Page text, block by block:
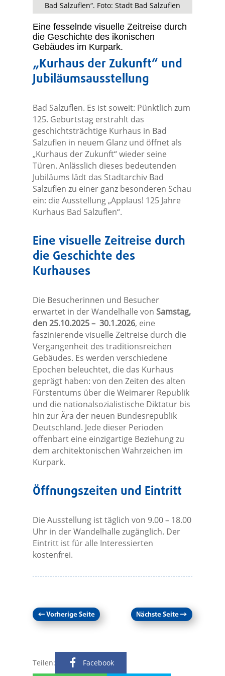
Bad Salzuflen“. Foto: Stadt Bad Salzuflen
Eine fesselnde visuelle Zeitreise durch
die Geschichte des ikonischen
Gebäudes im Kurpark.
„Kurhaus der Zukunft“ und
Jubiläumsausstellung
Bad Salzuflen. Es ist soweit: Pünktlich zum
125. Geburtstag erstrahlt das
geschichtsträchtige Kurhaus in Bad
Salzuflen in neuem Glanz und öffnet als
„Kurhaus der Zukunft“ wieder seine
Türen. Anlässlich dieses bedeutenden
Jubiläums lädt das Stadtarchiv Bad
Salzuflen zu einer ganz besonderen Schau
ein: die Ausstellung „Applaus! 125 Jahre
Kurhaus Bad Salzuflen“.
Eine visuelle Zeitreise durch
die Geschichte des
Kurhauses
Die Besucherinnen und Besucher
erwartet in der Wandelhalle von Samstag,
den 25.10.2025 – 30.1.2026, eine
faszinierende visuelle Zeitreise durch die
Vergangenheit des traditionsreichen
Gebäudes. Es werden verschiedene
Epochen beleuchtet, die das Kurhaus
geprägt haben: von den Zeiten des alten
Fürstentums über die Weimarer Republik
und die nationalsozialistische Diktatur bis
hin zur Ära der neuen Bundesrepublik
Deutschland. Jede dieser Perioden
offenbart eine einzigartige Beziehung zu
dem architektonischen Wahrzeichen im
Kurpark.
Öffnungszeiten und Eintritt
Die Ausstellung ist täglich von 9.00 – 18.00
Uhr in der Wandelhalle zugänglich. Der
Eintritt ist für alle Interessierten
kostenfrei.
←Vorherige Seite Nächste Seite→
Teilen: Facebook